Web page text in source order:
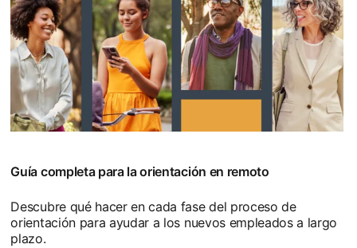
Guía completa para la orientación en remoto
Descubre qué hacer en cada fase del proceso de
orientación para ayudar a los nuevos empleados a largo
plazo.